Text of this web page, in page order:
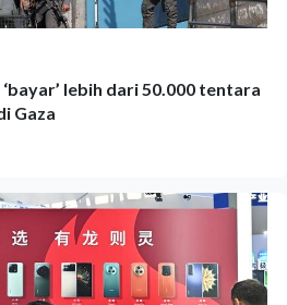
lebih dari 50.000 tentara
Gaza